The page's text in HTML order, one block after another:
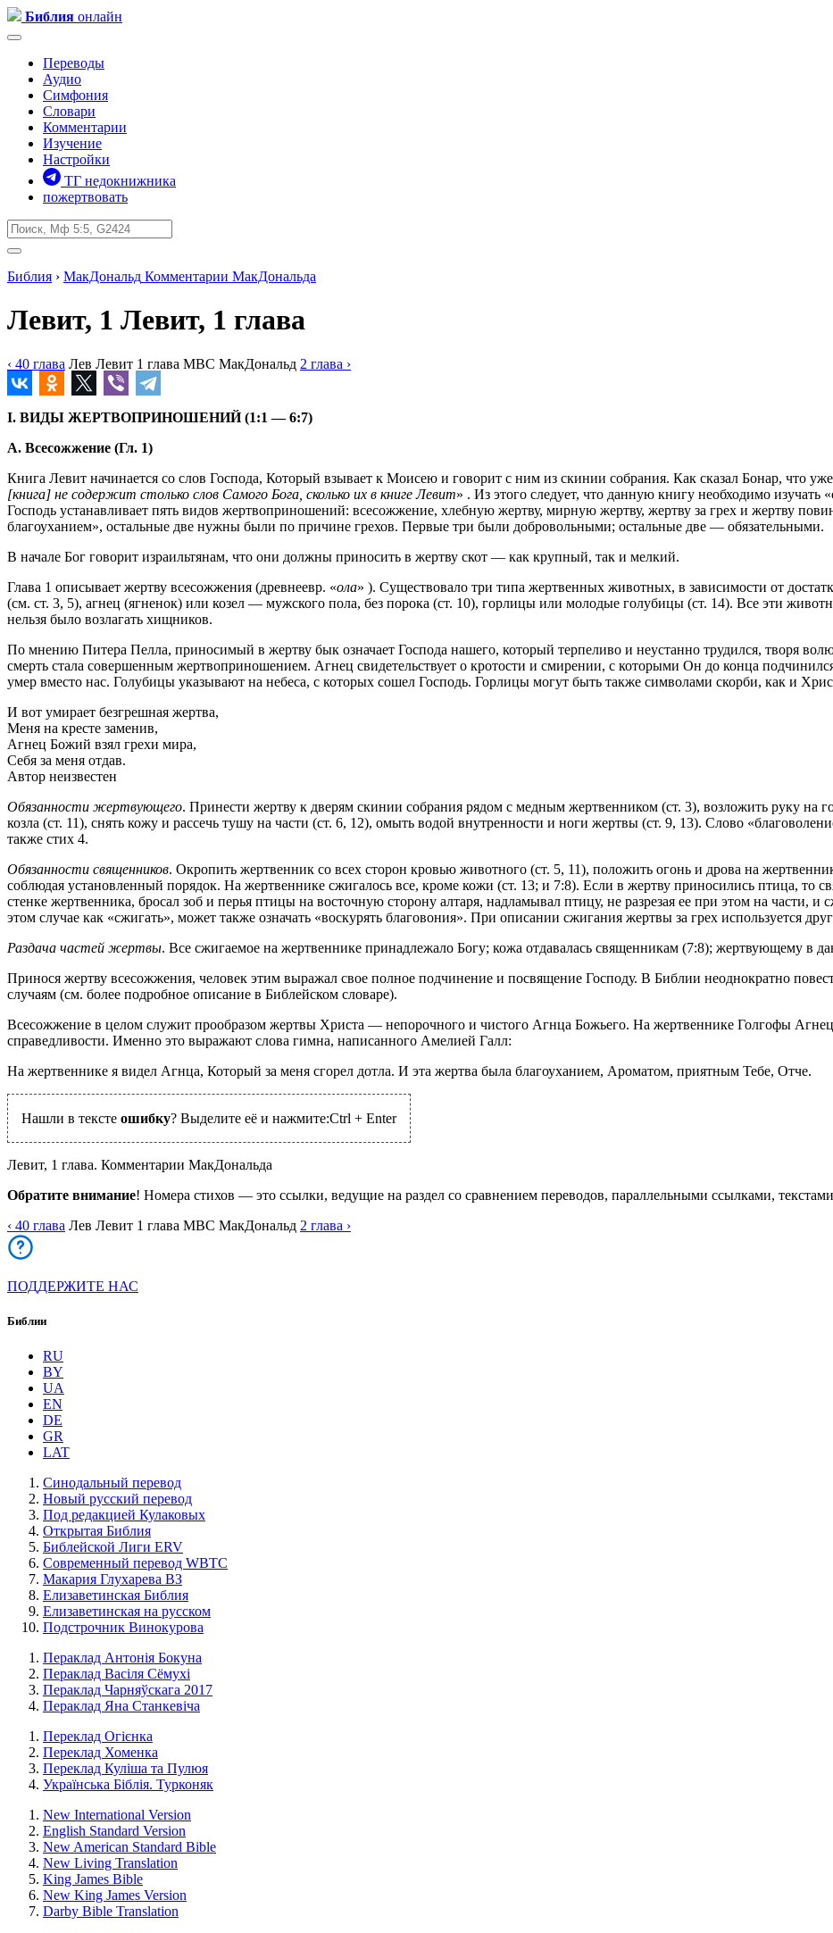
Библия онлайн
Переводы
Аудио
Симфония
Словари
Комментарии
Изучение
Настройки
ТГ недокнижника
пожертвовать
Библия › МакДональд Комментарии МакДональда
Левит, 1 Левит, 1 глава
‹ 40 глава Лев Левит 1 глава MBC МакДональд 2 глава ›
I. ВИДЫ ЖЕРТВОПРИНОШЕНИЙ (1:1 — 6:7)
А. Всесожжение (Гл. 1)
Книга Левит начинается со слов Господа, Который взывает к Моисею и говорит с ним из скинии собрания. Как сказал Бонар, что
[книга] не содержит столько слов Самого Бога, сколько их в книге Левит» . Из этого следует, что данную книгу необходимо
Господь устанавливает пять видов жертвоприношений: всесожжение, хлебную жертву, мирную жертву, жертву за грех и жертву
благоуханием», остальные две нужны были по причине грехов. Первые три были добровольными; остальные две — обязательными.
В начале Бог говорит израильтянам, что они должны приносить в жертву скот — как крупный, так и мелкий.
Глава 1 описывает жертву всесожжения (древнеевр. «ола» ). Существовало три типа жертвенных животных, в зависимости от
(см. ст. 3, 5), агнец (ягненок) или козел — мужского пола, без порока (ст. 10), горлицы или молодые голубицы (ст. 14). Все эти
нельзя было возлагать хищников.
По мнению Питера Пелла, приносимый в жертву бык означает Господа нашего, который терпеливо и неустанно трудился, творя
смерть стала совершенным жертвоприношением. Агнец свидетельствует о кротости и смирении, с которыми Он до конца
умер вместо нас. Голубицы указывают на небеса, с которых сошел Господь. Горлицы могут быть также символами скорби, как и
И вот умирает безгрешная жертва,
Меня на кресте заменив,
Агнец Божий взял грехи мира,
Себя за меня отдав.
Автор неизвестен
Обязанности жертвующего. Принести жертву к дверям скинии собрания рядом с медным жертвенником (ст. 3), возложить руку на
козла (ст. 11), снять кожу и рассечь тушу на части (ст. 6, 12), омыть водой внутренности и ноги жертвы (ст. 9, 13). Слово
также стих 4.
Обязанности священников. Окропить жертвенник со всех сторон кровью животного (ст. 5, 11), положить огонь и дрова на
соблюдая установленный порядок. На жертвеннике сжигалось все, кроме кожи (ст. 13; и 7:8). Если в жертву приносились птица, то
стенке жертвенника, бросал зоб и перья птицы на восточную сторону алтаря, надламывал птицу, не разрезая ее при этом на части, и
этом случае как «сжигать», может также означать «воскурять благовония». При описании сжигания жертвы за грех используется
Раздача частей жертвы. Все сжигаемое на жертвеннике принадлежало Богу; кожа отдавалась священникам (7:8); жертвующему в
Принося жертву всесожжения, человек этим выражал свое полное подчинение и посвящение Господу. В Библии неоднократно
случаям (см. более подробное описание в Библейском словаре).
Всесожжение в целом служит прообразом жертвы Христа — непорочного и чистого Агнца Божьего. На жертвеннике Голгофы
справедливости. Именно это выражают слова гимна, написанного Амелией Галл:
На жертвеннике я видел Агнца, Который за меня сгорел дотла. И эта жертва была благоуханием, Ароматом, приятным Тебе, Отче.
Нашли в тексте ошибку? Выделите её и нажмите:Ctrl + Enter
Левит, 1 глава. Комментарии МакДональда
Обратите внимание! Номера стихов — это ссылки, ведущие на раздел со сравнением переводов, параллельными ссылками,
‹ 40 глава Лев Левит 1 глава MBC МакДональд 2 глава ›
ПОДДЕРЖИТЕ НАС
Библии
RU
BY
UA
EN
DE
GR
LAT
Синодальный перевод
Новый русский перевод
Под редакцией Кулаковых
Открытая Библия
Библейской Лиги ERV
Cовременный перевод WBTC
Макария Глухарева ВЗ
Елизаветинская Библия
Елизаветинская на русском
Подстрочник Винокурова
Пераклад Антонія Бокуна
Пераклад Васіля Сёмухі
Пераклад Чарняўскага 2017
Пераклад Яна Станкевіча
Переклад Огієнка
Переклад Хоменка
Переклад Куліша та Пулюя
Українська Біблія. Турконяк
New International Version
English Standard Version
New American Standard Bible
New Living Translation
King James Bible
New King James Version
Darby Bible Translation